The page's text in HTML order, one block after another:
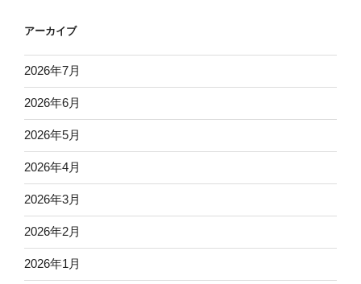
アーカイブ
2026年7月
2026年6月
2026年5月
2026年4月
2026年3月
2026年2月
2026年1月